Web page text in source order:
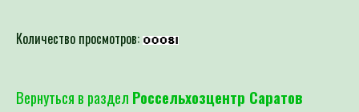
Количество просмотров:
Вернуться в раздел Россельхозцентр Саратов